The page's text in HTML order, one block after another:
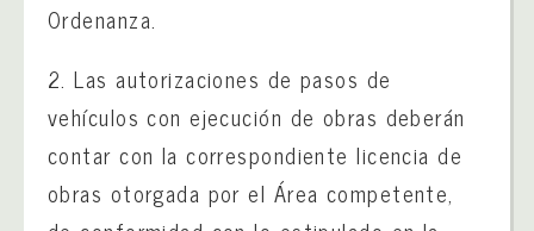
Ordenanza.
2. Las autorizaciones de pasos de
vehículos con ejecución de obras deberán
contar con la correspondiente licencia de
obras otorgada por el Área competente,